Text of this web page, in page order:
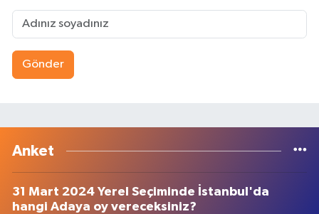
Gönder
Anket
31 Mart 2024 Yerel Seçiminde İstanbul'da
hangi Adaya oy vereceksiniz?